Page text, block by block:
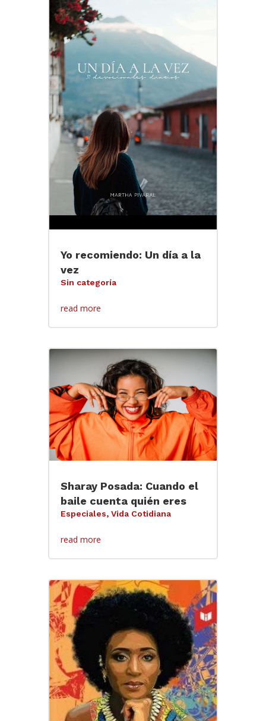
Yo recomiendo: Un día a la
vez
Sin categoría
read more
Sharay Posada: Cuando el
baile cuenta quién eres
Especiales, Vida Cotidiana
read more